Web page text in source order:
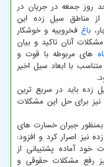
روز جمعه در جریان در
مناطق سیل زده این
باغ فخروییه و خوشکار
آنان تاکید و بیان
های مربوطه با قوت و
با ابعاد سیل اخیر
زده باید در سریع ترین
برای حل این مشکلات
جبران خسارت های
نیز اصرار کرد و افزود:
خود آماده پشتیبانی از
رفع مشکلات حقوقی و